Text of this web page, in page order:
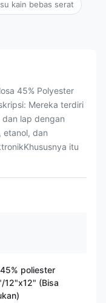
kain bebas serat
45% Polyester
Mereka terdiri
dan lap dengan
etanol, dan
itu
poliester
(Bisa